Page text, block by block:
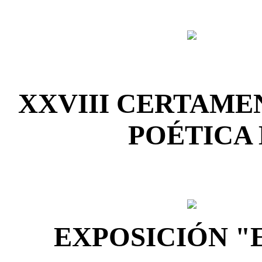
XXVIII
POÉTICA
EXPOSICIÓN